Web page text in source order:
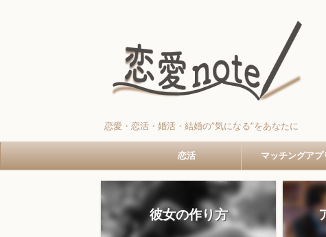
恋愛・恋活・婚活・結婚の”気になる”をあなたに
恋活 マッチングアプ
彼女の作り方